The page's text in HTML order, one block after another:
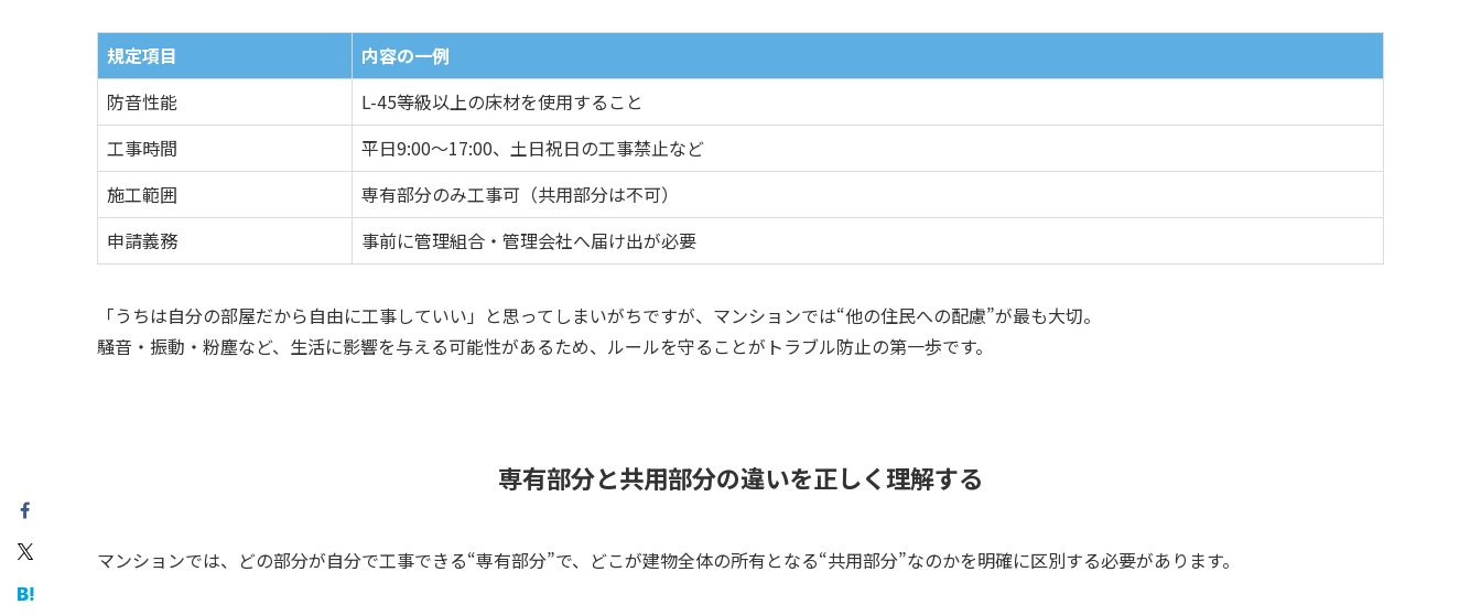
規定項目
内容の一例
防音性能
L-45等級以上の床材を使用すること
工事時間
平日9:00〜17:00、土日祝日の工事禁止など
施工範囲
専有部分のみ工事可（共用部分は不可）
申請義務
事前に管理組合・管理会社へ届け出が必要
「うちは自分の部屋だから自由に工事していい」と思ってしまいがちですが、マンションでは“他の住民への配慮”が最も大切。
騒音・振動・粉塵など、生活に影響を与える可能性があるため、ルールを守ることがトラブル防止の第一歩です。
専有部分と共用部分の違いを正しく理解する
マンションでは、どの部分が自分で工事できる“専有部分”で、どこが建物全体の所有となる“共用部分”なのかを明確に区別する必要があります。